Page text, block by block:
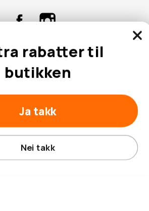
Kontaktinformasjon
© 2026 Hobbybox.no
rabatter til
butikken
Ja takk
Nei takk